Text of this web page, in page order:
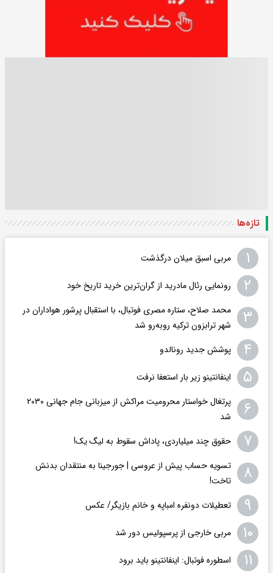
تازه‌ها
۱ مربی اسبق میلان درگذشت
۲ رونمایی رئال مادرید از گران‌ترین خرید تاریخ خود
۳
محمد صلاح، ستاره مصری فوتبال، با استقبال پرشور هواداران در
شهر ترابزون ترکیه روبه‌رو شد
۴ پوشش جدید رونالدو
۵ اینفانتینو زیر بار استعفا نرفت
۶
پرتغال خواستار محرومیت مراکش از میزبانی جام جهانی ۲۰۳۰
شد
۷ حقوق چند میلیاردی، پاداش سقوط به لیگ یک!
۸
تسویه حساب پیش از عروسی | جورجینا به منتقدان بدنش
تاخت!
۹ تعطیلات دونفره امباپه و خانم بازیگر/ عکس
۱۰ مربی خارجی از پرسپولیس دور شد
۱۱ اسطوره فوتبال: اینفانتینو باید برود